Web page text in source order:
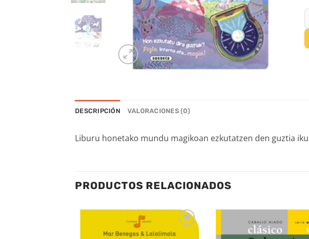
DESCRIPCIÓN VALORACIONES (0)
Liburu honetako mundu magikoan ezkutatzen den guztia
PRODUCTOS RELACIONADOS
Añadir